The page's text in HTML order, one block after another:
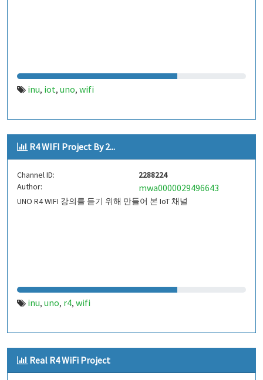
inu, iot, uno, wifi
R4 WIFI Project By 2...
Channel ID:
2288224
Author:
mwa0000029496643
UNO R4 WIFI 강의를 듣기 위해 만들어 본 IoT 채널
inu, uno, r4, wifi
Real R4 WiFi Project